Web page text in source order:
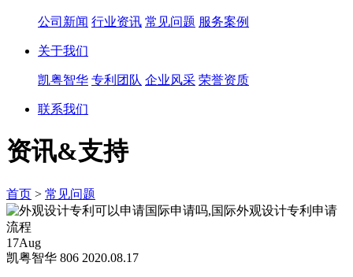
公司新闻 行业资讯 常见问题 服务案例
关于我们
凯粤智华 专利团队 企业风采 荣誉资质
联系我们
资讯&支持
首页 > 常见问题
17Aug
凯粤智华 806 2020.08.17